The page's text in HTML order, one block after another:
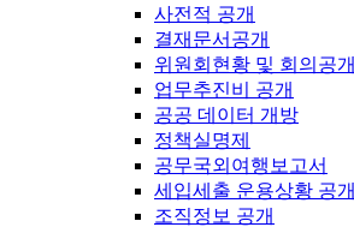
사전적 공개
결재문서공개
위원회현황 및 회의공개
업무추진비 공개
공공 데이터 개방
정책실명제
공무국외여행보고서
세입세출 운용상황 공개
조직정보 공개